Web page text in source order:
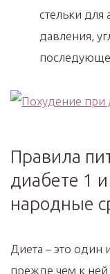
стельки
давления,
Правила
диабете 1
народные
Диета – это один
прежде чем к ней